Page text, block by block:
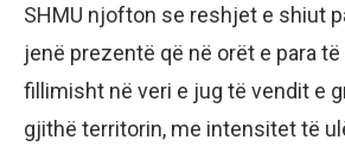
SHMU njofton se reshjet e shiut
jenë prezentë që në orët e para
fillimisht në veri e jug të vendit e
gjithë territorin, me intensitet të